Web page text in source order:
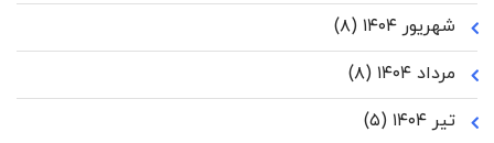
شهریور ۱۴۰۴
(۸)
مرداد ۱۴۰۴
(۸)
تیر ۱۴۰۴
(۵)